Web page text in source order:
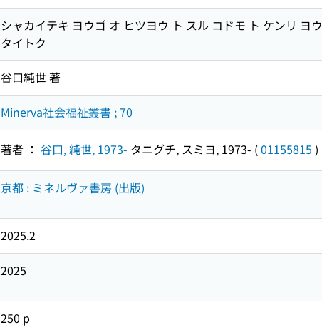
シャカイテキ ヨウゴ オ ヒツヨウ ト スル コドモ ト ケンリ ヨ
タイトク
谷口純世 著
Minerva社会福祉叢書 ; 70
著者 ： 谷口, 純世, 1973- タニグチ, スミヨ, 1973- (01155815 )
京都 : ミネルヴァ書房 (出版)
2025.2
2025
250 p